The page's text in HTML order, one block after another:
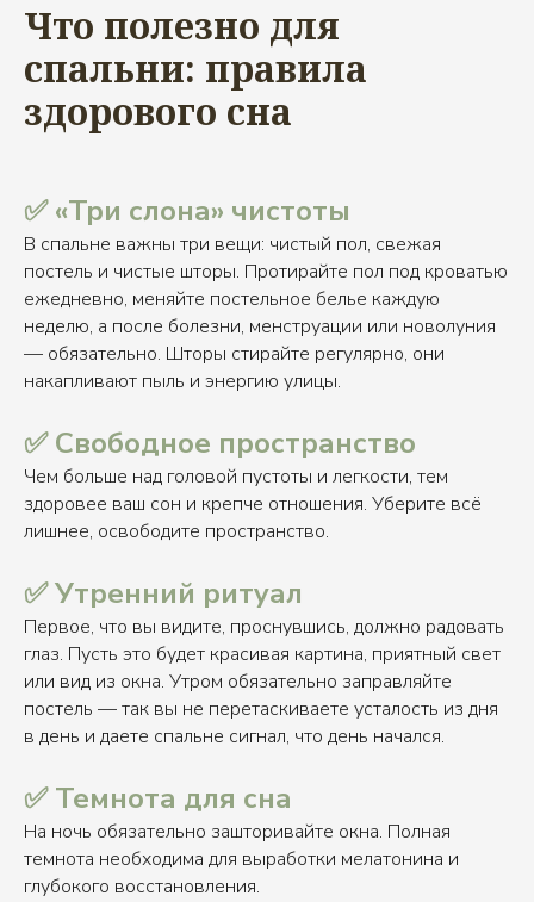
Что полезно для
спальни: правила
здорового сна
✅ «Три слона» чистоты
В спальне важны три вещи: чистый пол, свежая
постель и чистые шторы. Протирайте пол под кроватью
ежедневно, меняйте постельное белье каждую
неделю, а после болезни, менструации или новолуния
— обязательно. Шторы стирайте регулярно, они
накапливают пыль и энергию улицы.
✅ Свободное пространство
Чем больше над головой пустоты и легкости, тем
здоровее ваш сон и крепче отношения. Уберите всё
лишнее, освободите пространство.
✅ Утренний ритуал
Первое, что вы видите, проснувшись, должно радовать
глаз. Пусть это будет красивая картина, приятный свет
или вид из окна. Утром обязательно заправляйте
постель — так вы не перетаскиваете усталость из дня
в день и даете спальне сигнал, что день начался.
✅ Темнота для сна
На ночь обязательно зашторивайте окна. Полная
темнота необходима для выработки мелатонина и
глубокого восстановления.